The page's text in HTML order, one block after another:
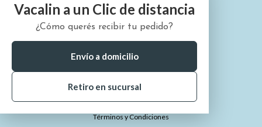
Vacalin a un Clic de distancia
¿Cómo querés recibir tu pedido?
Envío a domicilio
Retiro en sucursal
¿Cómo comprar?
Términos y Condiciones